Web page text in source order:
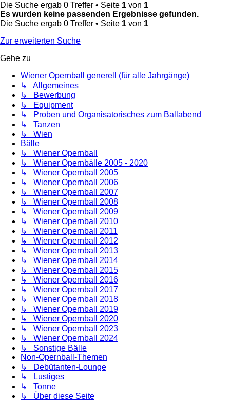
Die Suche ergab 0 Treffer • Seite 1 von 1
Es wurden keine passenden Ergebnisse gefunden.
Die Suche ergab 0 Treffer • Seite 1 von 1
Zur erweiterten Suche
Gehe zu
Wiener Opernball generell (für alle Jahrgänge)
↳ Allgemeines
↳ Bewerbung
↳ Equipment
↳ Proben und Organisatorisches zum Ballabend
↳ Tanzen
↳ Wien
Bälle
↳ Wiener Opernball
↳ Wiener Opernbälle 2005 - 2020
↳ Wiener Opernball 2005
↳ Wiener Opernball 2006
↳ Wiener Opernball 2007
↳ Wiener Opernball 2008
↳ Wiener Opernball 2009
↳ Wiener Opernball 2010
↳ Wiener Opernball 2011
↳ Wiener Opernball 2012
↳ Wiener Opernball 2013
↳ Wiener Opernball 2014
↳ Wiener Opernball 2015
↳ Wiener Opernball 2016
↳ Wiener Opernball 2017
↳ Wiener Opernball 2018
↳ Wiener Opernball 2019
↳ Wiener Opernball 2020
↳ Wiener Opernball 2023
↳ Wiener Opernball 2024
↳ Sonstige Bälle
Non-Opernball-Themen
↳ Debütanten-Lounge
↳ Lustiges
↳ Tonne
↳ Über diese Seite